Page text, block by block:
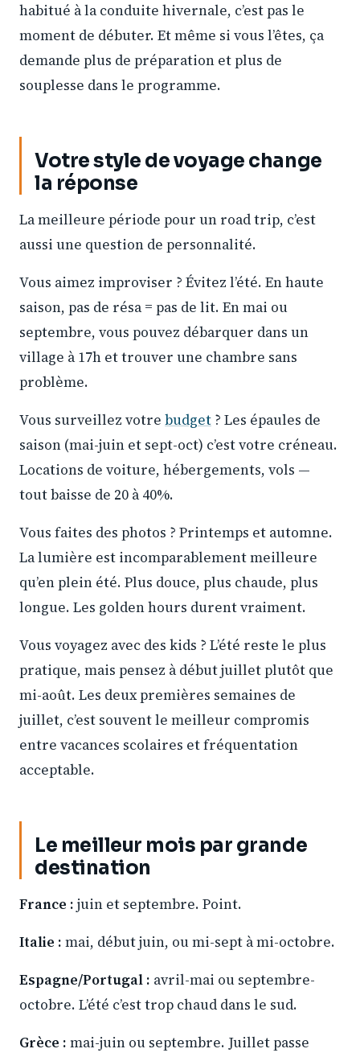
habitué à la conduite hivernale, c’est pas le
moment de débuter. Et même si vous l’êtes, ça
demande plus de préparation et plus de
souplesse dans le programme.
Votre style de voyage change
la réponse
La meilleure période pour un road trip, c’est
aussi une question de personnalité.
Vous aimez improviser ? Évitez l’été. En haute
saison, pas de résa = pas de lit. En mai ou
septembre, vous pouvez débarquer dans un
village à 17h et trouver une chambre sans
problème.
Vous surveillez votre budget ? Les épaules de
saison (mai-juin et sept-oct) c’est votre créneau.
Locations de voiture, hébergements, vols —
tout baisse de 20 à 40%.
Vous faites des photos ? Printemps et automne.
La lumière est incomparablement meilleure
qu’en plein été. Plus douce, plus chaude, plus
longue. Les golden hours durent vraiment.
Vous voyagez avec des kids ? L’été reste le plus
pratique, mais pensez à début juillet plutôt que
mi-août. Les deux premières semaines de
juillet, c’est souvent le meilleur compromis
entre vacances scolaires et fréquentation
acceptable.
Le meilleur mois par grande
destination
France : juin et septembre. Point.
Italie : mai, début juin, ou mi-sept à mi-octobre.
Espagne/Portugal : avril-mai ou septembre-
octobre. L’été c’est trop chaud dans le sud.
Grèce : mai-juin ou septembre. Juillet passe